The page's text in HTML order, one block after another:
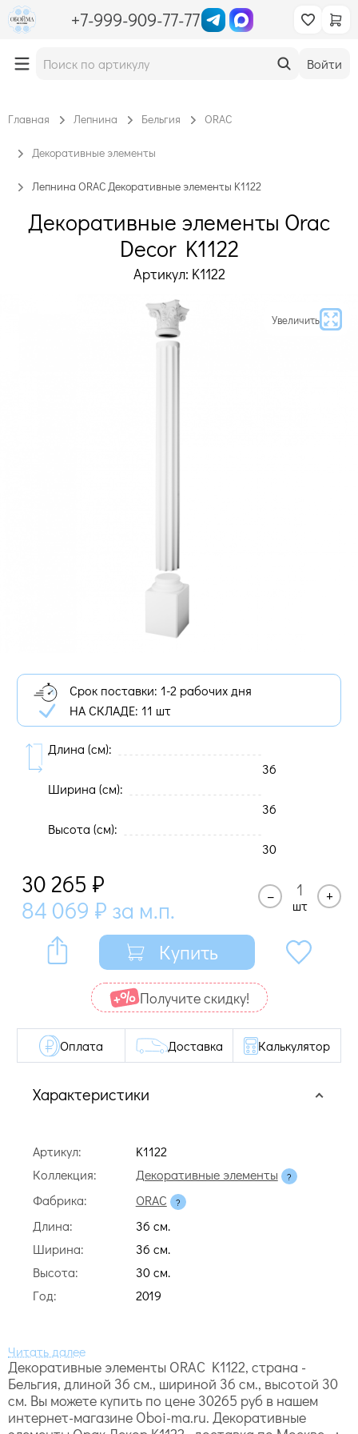
+7-999-909-77-77
Войти
Главная Лепнина Бельгия ORAC
Декоративные элементы
Лепнина ORAC Декоративные элементы K1122
Декоративные элементы Orac
Decor K1122
Артикул: K1122
Увеличить
Срок поставки: 1-2 рабочих дня
НА СКЛАДЕ: 11 шт
Длина (cм):
36
Ширина (cм):
36
Высота (cм):
30
30 265 ₽
84 069 ₽ за м.п. –
шт
+
Купить
Получите cкидку!
Характеристики
Артикул:
K1122
Коллекция:
Декоративные элементы
Фабрика:
ORAC
Длина:
36 cм.
Ширина:
36 cм.
Высота:
30 cм.
Год:
2019
Оплата Доставка Калькулятор
Декоративные элементы ORAC K1122, страна -
Бельгия, длиной 36 cм., шириной 36 cм., высотой 30
cм. Вы можете купить по цене 30265 руб в нашем
интернет-магазине Oboi-ma.ru. Декоративные